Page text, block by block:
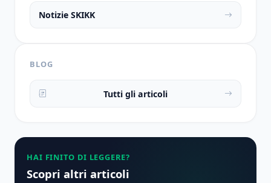
Notizie SKIKK
BLOG
Tutti gli articoli
HAI FINITO DI LEGGERE?
Scopri altri articoli